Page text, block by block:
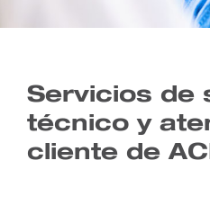
Servicios de
técnico y
cliente de